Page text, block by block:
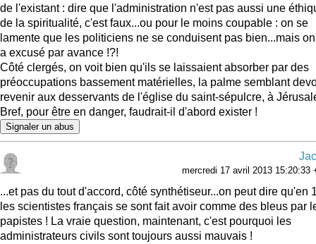
de l'existant : dire que l'administration n'est pas aussi une
de la spiritualité, c'est faux...ou pour le moins coupable : on se
lamente que les politiciens ne se conduisent pas bien...mais
a excusé par avance !?!
Côté clergés, on voit bien qu'ils se laissaient absorber par des
préoccupations bassement matérielles, la palme semblant
revenir aux desservants de l'église du saint-sépulcre, à
Bref, pour être en danger, faudrait-il d'abord exister !
Signaler un abus
mercredi 17 avril 2013 15:20:33
...et pas du tout d'accord, côté synthétiseur...on peut dire qu'en
les scientistes français se sont fait avoir comme des bleus par
papistes ! La vraie question, maintenant, c'est pourquoi les
administrateurs civils sont toujours aussi mauvais !